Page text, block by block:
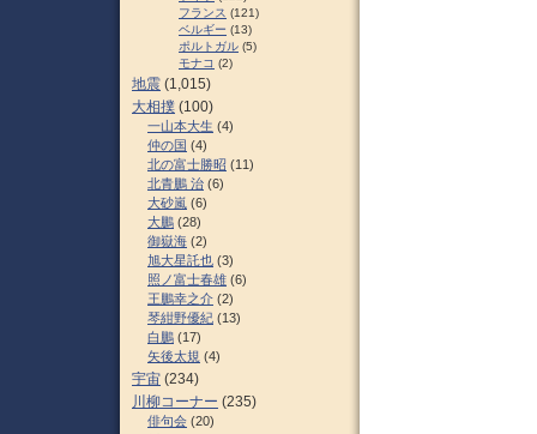
フランス (121)
ベルギー (13)
ポルトガル (5)
モナコ (2)
地震 (1,015)
大相撲 (100)
一山本大生 (4)
仲の国 (4)
北の富士勝昭 (11)
北青鵬 治 (6)
大砂嵐 (6)
大鵬 (28)
御嶽海 (2)
旭大星託也 (3)
照ノ富士春雄 (6)
王鵬幸之介 (2)
琴紺野優紀 (13)
白鵬 (17)
矢後太規 (4)
宇宙 (234)
川柳コーナー (235)
俳句会 (20)